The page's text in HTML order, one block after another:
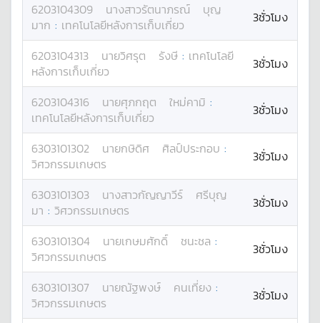
6203104309 นางสาวรัตนาภรณ์
บุญ
มาก : เทคโนโลยีหลังการเก็บเกี่ยว 3ชั่วโมง
6203104313 นายวิศรุต รังษี : เทคโนโลยี
หลังการเก็บเกี่ยว
3ชั่วโมง
6203104316 นายศุภกฤต ใหม่คามิ :
เทคโนโลยีหลังการเก็บเกี่ยว
3ชั่วโมง
6303101302 นายกษิดิศ ศิลป์ประกอบ :
วิศวกรรมเกษตร
3ชั่วโมง
6303101303 นางสาวกัญญาวีร์
ศรีบุญ
มา : วิศวกรรมเกษตร 3ชั่วโมง
6303101304 นายเกษมศักดิ์ ชนะชล :
วิศวกรรมเกษตร
3ชั่วโมง
6303101307 นายณัฐพงษ์ คนเที่ยง :
วิศวกรรมเกษตร
3ชั่วโมง